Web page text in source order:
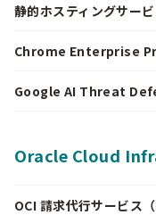
静的ホスティングサー
Chrome Enterprise
Google AI Threat
Oracle Cloud
OCI 請求代行サービス